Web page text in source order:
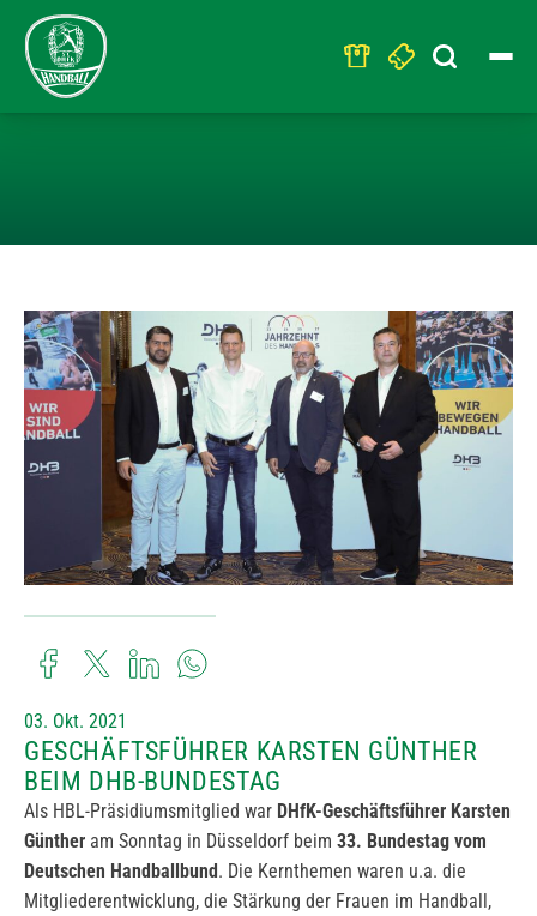
Search
for:
03. Okt. 2021
GESCHÄFTSFÜHRER KARSTEN GÜNTHER
BEIM DHB-BUNDESTAG
Als HBL-Präsidiumsmitglied war DHfK-Geschäftsführer Karsten
Günther am Sonntag in Düsseldorf beim 33. Bundestag vom
Deutschen Handballbund . Die Kernthemen waren u.a. die
Mitgliederentwicklung, die Stärkung der Frauen im Handball,